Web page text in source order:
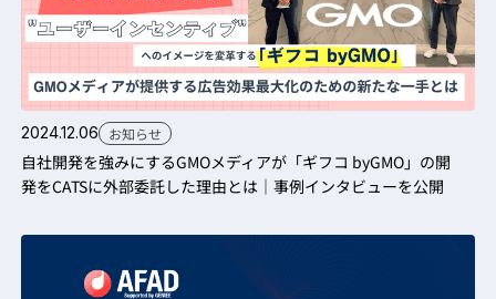
2024.12.06 お知らせ
自社開発を強みにするGMOメディアが「ギフコ byGMO」の開
発をCATSに外部委託した理由とは｜事例インタビューを公開